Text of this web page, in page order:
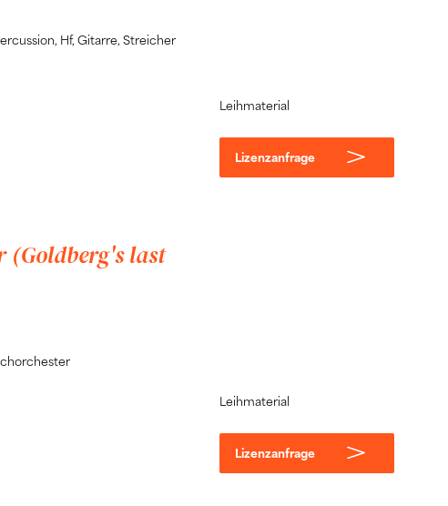
Hf, Gitarre, Streicher
Leihmaterial
Lizenzanfrage
(Goldberg's last
Leihmaterial
Lizenzanfrage